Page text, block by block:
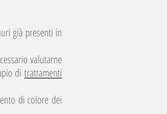
già presenti in
valutarne
di trattamenti
di colore dei